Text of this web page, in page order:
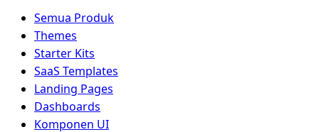
Semua Produk
Themes
Starter Kits
SaaS Templates
Landing Pages
Dashboards
Komponen UI